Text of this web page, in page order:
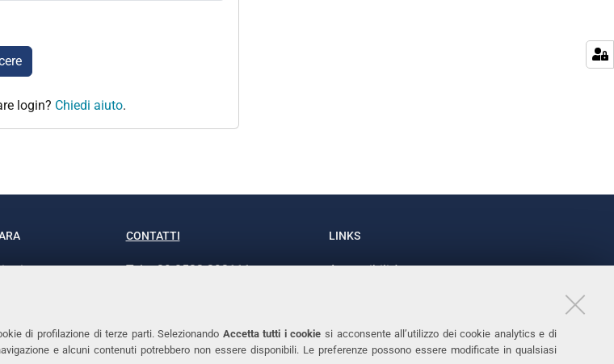
di profilazione di terze parti. Selezionando Accetta tutti i cookie si acconsente all’utilizzo dei cookie analytics e di
e alcuni contenuti potrebbero non essere disponibili. Le preferenze possono essere modificate in qualsiasi
login? Chiedi aiuto.
CONTATTI
Tel. +39 0532 293111
LINKS
Accessibilità
Cookies